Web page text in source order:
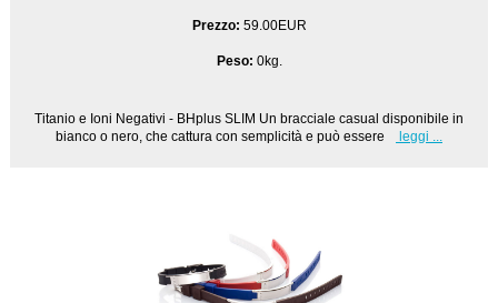
Prezzo: 59.00EUR
Peso: 0kg.
Titanio e Ioni Negativi - BHplus SLIM Un bracciale casual disponibile in
bianco o nero, che cattura con semplicità e può essere
leggi ...